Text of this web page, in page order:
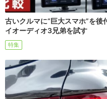
古いクルマに“巨大スマホ”を
イオーディオ3兄弟を試す
特集